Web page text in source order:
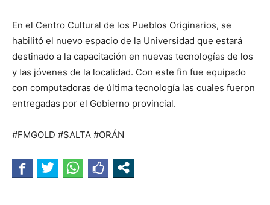
En el Centro Cultural de los Pueblos Originarios, se
habilitó el nuevo espacio de la Universidad que estará
destinado a la capacitación en nuevas tecnologías de los
y las jóvenes de la localidad. Con este fin fue equipado
con computadoras de última tecnología las cuales fueron
entregadas por el Gobierno provincial.
#FMGOLD #SALTA #ORÁN